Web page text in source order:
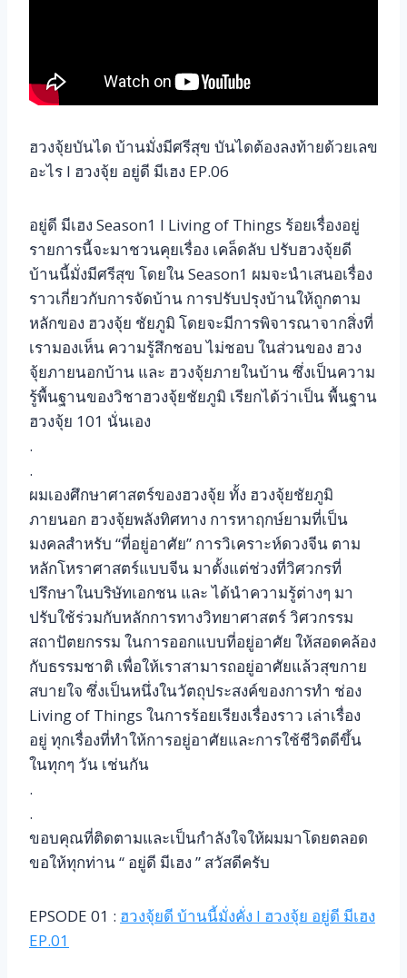
ฮวงจุ้ยบันได บ้านมั่งมีศรีสุข บันไดต้องลงท้ายด้วยเลข
อะไร l ฮวงจุ้ย อยู่ดี มีเฮง EP.06
อยู่ดี มีเฮง Season1 l Living of Things ร้อยเรื่องอยู่
รายการนี้จะมาชวนคุยเรื่อง เคล็ดลับ ปรับฮวงจุ้ยดี
บ้านนี้มั่งมีศรีสุข โดยใน Season1 ผมจะนำเสนอเรื่อง
ราวเกี่ยวกับการจัดบ้าน การปรับปรุงบ้านให้ถูกตาม
หลักของ ฮวงจุ้ย ชัยภูมิ โดยจะมีการพิจารณาจากสิ่งที่
เรามองเห็น ความรู้สึกชอบ ไม่ชอบ ในส่วนของ ฮวง
จุ้ยภายนอกบ้าน และ ฮวงจุ้ยภายในบ้าน ซึ่งเป็นความ
รู้พื้นฐานของวิชาฮวงจุ้ยชัยภูมิ เรียกได้ว่าเป็น พื้นฐาน
ฮวงจุ้ย 101 นั่นเอง
.
.
ผมเองศึกษาศาสตร์ของฮวงจุ้ย ทั้ง ฮวงจุ้ยชัยภูมิ
ภายนอก ฮวงจุ้ยพลังทิศทาง การหาฤกษ์ยามที่เป็น
มงคลสำหรับ “ที่อยู่อาศัย” การวิเคราะห์ดวงจีน ตาม
หลักโหราศาสตร์แบบจีน มาตั้งแต่ช่วงที่วิศวกรที่
ปรึกษาในบริษัทเอกชน และ ได้นำความรู้ต่างๆ มา
ปรับใช้ร่วมกับหลักการทางวิทยาศาสตร์ วิศวกรรม
สถาปัตยกรรม ในการออกแบบที่อยู่อาศัย ให้สอดคล้อง
กับธรรมชาติ เพื่อให้เราสามารถอยู่อาศัยแล้วสุขกาย
สบายใจ ซึ่งเป็นหนึ่งในวัตถุประสงค์ของการทำ ช่อง
Living of Things ในการร้อยเรียงเรื่องราว เล่าเรื่อง
อยู่ ทุกเรื่องที่ทำให้การอยู่อาศัยและการใช้ชีวิตดีขึ้น
ในทุกๆ วัน เช่นกัน
.
.
ขอบคุณที่ติดตามและเป็นกำลังใจให้ผมมาโดยตลอด
ขอให้ทุกท่าน “ อยู่ดี มีเฮง ” สวัสดีครับ
EPSODE 01 : ฮวงจุ้ยดี บ้านนี้มั่งคั่ง l ฮวงจุ้ย อยู่ดี มีเฮง
EP.01